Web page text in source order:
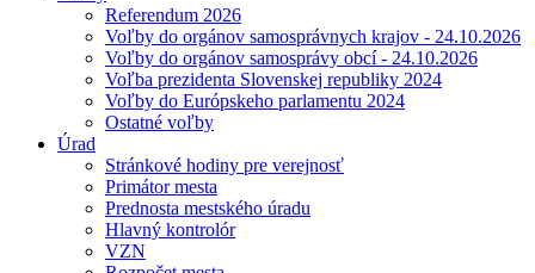
Referendum 2026
Voľby do orgánov samosprávnych krajov - 24.10.2026
Voľby do orgánov samosprávy obcí - 24.10.2026
Voľba prezidenta Slovenskej republiky 2024
Voľby do Európskeho parlamentu 2024
Ostatné voľby
Úrad
Stránkové hodiny pre verejnosť
Primátor mesta
Prednosta mestského úradu
Hlavný kontrolór
VZN